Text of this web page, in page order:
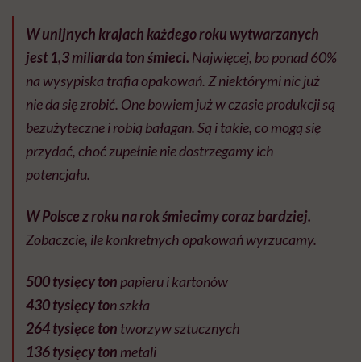
W unijnych krajach każdego roku wytwarzanych
jest 1,3 miliarda ton śmieci. Najwięcej, bo ponad 60%
na wysypiska trafia opakowań. Z niektórymi nic już
nie da się zrobić. One bowiem już w czasie produkcji są
bezużyteczne i robią bałagan. Są i takie, co mogą się
przydać, choć zupełnie nie dostrzegamy ich
potencjału.
W Polsce z roku na rok śmiecimy coraz bardziej.
Zobaczcie, ile konkretnych opakowań wyrzucamy.
500 tysięcy ton papieru i kartonów
430 tysięcy ton szkła
264 tysięce ton tworzyw sztucznych
136 tysięcy ton metali